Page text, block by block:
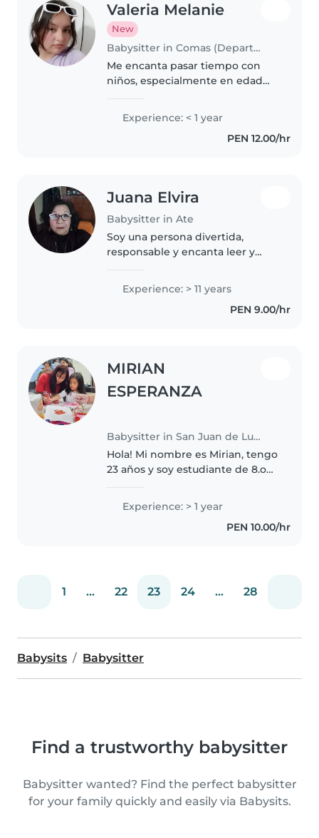
Valeria Melanie
New
Babysitter in Comas (Departamento de Lima)
Me encanta pasar tiempo con
niños, especialmente en edad
cariñoso/a. Disfruto leyendo,
jugando y ayudando con las
Experience: < 1 year
PEN 12.00/hr
Juana Elvira
Babysitter in Ate
Soy una persona divertida,
responsable y encanta leer y
entiendo las necesidades de los
niños y estoy aquí para
brindarles el mejor cuidado
Experience: > 11 years
PEN 9.00/hr
MIRIAN
ESPERANZA
Babysitter in San Juan de Lurigancho
Hola! Mi nombre es Mirian, tengo
23 años y soy estudiante de 8.o
Universidad Nacional Mayor de
San Marcos (UNMSM). Además,
soy auxiliar de educación inicial,..
Experience: > 1 year
PEN 10.00/hr
1 ... 22 23 24 ... 28
Babysits Babysitter
Find a trustworthy babysitter
Babysitter wanted? Find the perfect babysitter
for your family quickly and easily via Babysits.